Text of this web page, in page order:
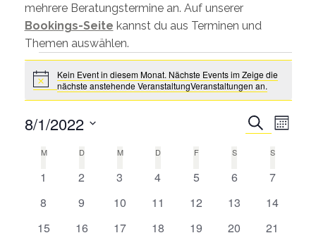
mehrere Beratungstermine an. Auf unserer
Bookings-Seite kannst du aus Terminen und
Themen auswählen.
Veranstaltungen
Notice
Kein Event in diesem Monat. Nächste Events im Zeige die
nächste anstehende VeranstaltungVeranstaltungen an.
Such-
Suche
Monat
8/1/2022
das
Datum
von
Veranstaltungen
MMONTAGDDIENSTAG
MMITTWOCH
D DONNERSTAG
FFREITAG SSAMSTAGSSONNTAG
0
1
0
2
0
3
0
4
0
5
0
6
0
7
0
8
0
9
0
10
0
11
0
12
0
13
0
14
0
15
0
16
0
17
0
18
0
19
0
20
0
21